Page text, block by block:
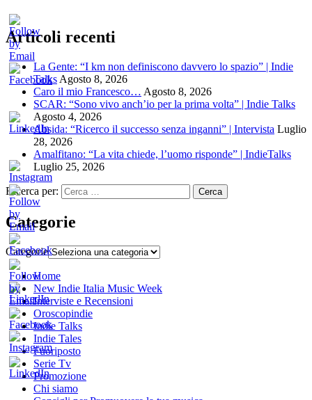
Articoli recenti
La Gente: “I km non definiscono davvero lo spazio” | Indie
Talks Agosto 8, 2026
Caro il mio Francesco… Agosto 8, 2026
SCAR: “Sono vivo anch’io per la prima volta” | Indie Talks
Agosto 4, 2026
Absida: “Ricerco il successo senza inganni” | Intervista Luglio
28, 2026
Amalfitano: “La vita chiede, l’uomo risponde” | IndieTalks
Luglio 25, 2026
Ricerca per:
Categorie
Categorie
Home
New Indie Italia Music Week
Interviste e Recensioni
Oroscopindie
Indie Talks
Indie Tales
Fuoriposto
Serie Tv
Promozione
Chi siamo